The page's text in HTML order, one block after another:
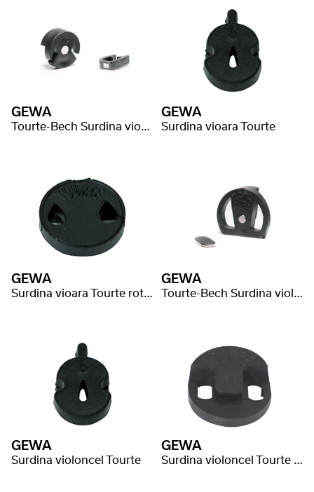
GEWA
Tourte-Bech Surdina vioara magnetica
GEWA
Surdina vioara Tourte
GEWA
Surdina vioara Tourte rotund
GEWA
Tourte-Bech Surdina violoncel magnetic
GEWA
Surdina violoncel Tourte
GEWA
Surdina violoncel Tourte rotund